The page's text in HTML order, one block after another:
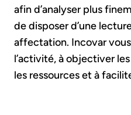
afin d’analyser plus
de disposer d’une
affectation. Incovar
l’activité, à objectiver
les ressources et à